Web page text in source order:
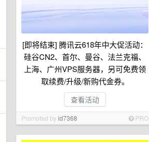
[即将结束] 腾讯云618年中大促活动：
硅谷CN2、首尔、曼谷、法兰克福、
上海、广州VPS服务器，另可免费领
取续费/升级/新购代金券。
查看活动
Promoted byid7368 PRO